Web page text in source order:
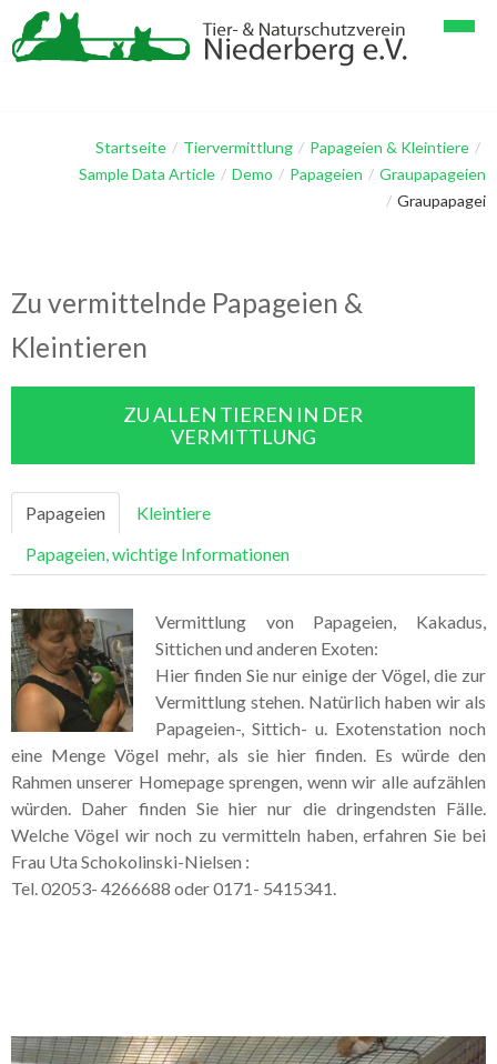
Tiervermittlung
Galerie Hunde
Galerie Kleintiere
Datenschutzerklärung
Startseite / Tiervermittlung / Papageien & Kleintiere /
Sample Data Article / Demo / Papageien / Graupapageien
/ Graupapagei
Zu vermittelnde Papageien &
Kleintieren
ZU ALLEN TIEREN IN DER
VERMITTLUNG
Papageien
Kleintiere
Papageien, wichtige Informationen
Vermittlung von Papageien, Kakadus,
Sittichen und anderen Exoten:
Hier finden Sie nur einige der Vögel, die zur
Vermittlung stehen. Natürlich haben wir als
Papageien-, Sittich- u. Exotenstation noch
eine Menge Vögel mehr, als sie hier finden. Es würde den
Rahmen unserer Homepage sprengen, wenn wir alle aufzählen
würden. Daher finden Sie hier nur die dringendsten Fälle.
Welche Vögel wir noch zu vermitteln haben, erfahren Sie bei
Frau Uta Schokolinski-Nielsen :
Tel. 02053- 4266688 oder 0171- 5415341.